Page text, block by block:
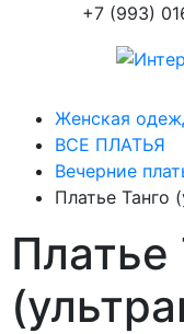
+7 (993)
Женская
ВСЕ ПЛАТЬЯ
Вечерние
Платье Танго
Платье